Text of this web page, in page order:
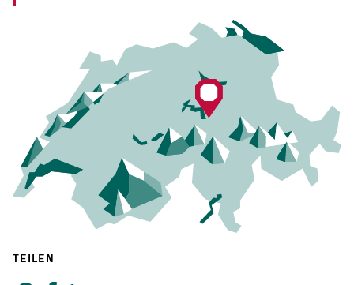
TEILEN